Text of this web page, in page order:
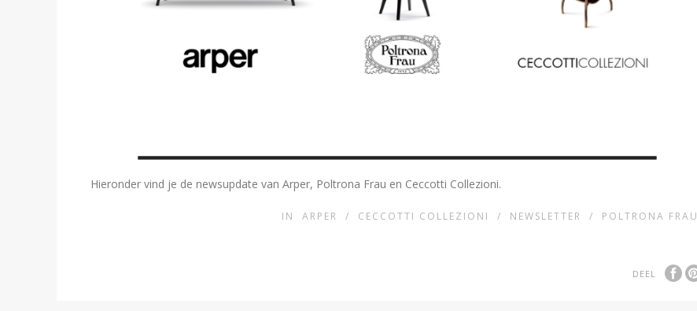
Hieronder vind je de newsupdate van Arper, Poltrona Frau en Ceccotti Collezioni.
IN ARPER / CECCOTTI COLLEZIONI / NEWSLETTER / POLTRONA FRAU
DEEL